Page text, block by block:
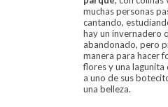
muchas personas
cantando,
hay un invernadero
abandonado, pero
manera para hacer
flores y una
a uno de sus
una belleza.